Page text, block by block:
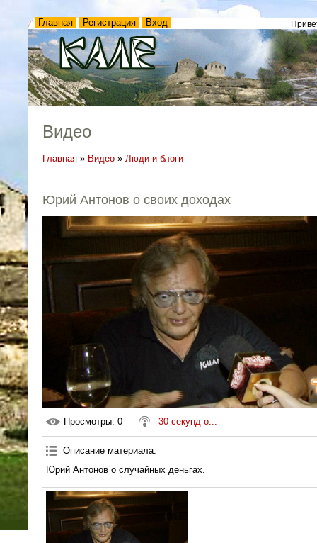
Главная Регистрация Вход
Видео
Главная » Видео » Люди и блоги
Юрий Антонов о своих доходах
Просмотры: 0 30 секунд о...
Описание материала:
Юрий Антонов о случайных деньгах.